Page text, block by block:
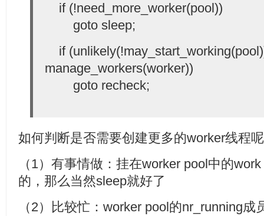
if (!need_more_worker(pool))
goto sleep;
if
manage_workers(worker))
goto recheck;
如何判断是否需要创建更多的worker线程
（1）有事情做：挂在worker pool中的
的，那么当然sleep就好了
（2）比较忙：worker pool的nr_running